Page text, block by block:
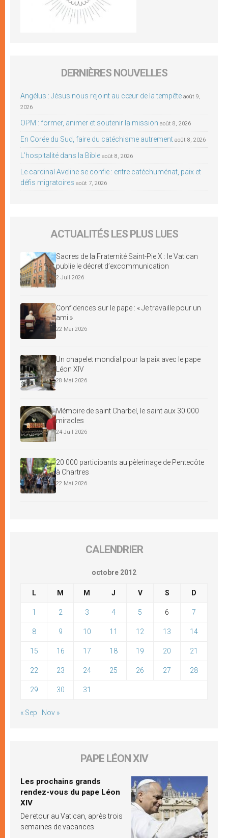
DERNIÈRES NOUVELLES
Angélus : Jésus nous rejoint au cœur de la tempête août 9,
2026
OPM : former, animer et soutenir la mission août 8, 2026
En Corée du Sud, faire du catéchisme autrement août 8, 2026
L’hospitalité dans la Bible août 8, 2026
Le cardinal Aveline se confie : entre catéchuménat, paix et
défis migratoires août 7, 2026
ACTUALITÉS LES PLUS LUES
Sacres de la Fraternité Saint-Pie X : le Vatican
publie le décret d’excommunication
2 Juil 2026
Confidences sur le pape : « Je travaille pour un
ami »
22 Mai 2026
Un chapelet mondial pour la paix avec le pape
Léon XIV
28 Mai 2026
Mémoire de saint Charbel, le saint aux 30 000
miracles
24 Juil 2026
20 000 participants au pèlerinage de Pentecôte
à Chartres
22 Mai 2026
CALENDRIER
octobre 2012
L M M J V S D
1 2 3 4 5 6 7
8 9 10 11 12 13 14
15 16 17 18 19 20 21
22 23 24 25 26 27 28
29 30 31
« Sep Nov »
PAPE LÉON XIV
Les prochains grands
rendez-vous du pape Léon
XIV
De retour au Vatican, après trois
semaines de vacances